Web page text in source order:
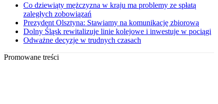
Co dziewiąty mężczyzna w kraju ma problemy ze spłatą
zaległych zobowiązań
Prezydent Olsztyna: Stawiamy na komunikację zbiorową
Dolny Śląsk rewitalizuje linie kolejowe i inwestuje w pociągi
Odważne decyzje w trudnych czasach
Promowane treści